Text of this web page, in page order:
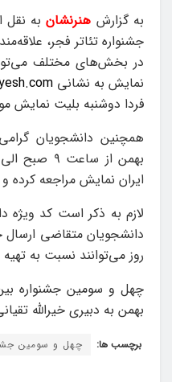
به گزارش هنرنشان به
جشنواره تئاتر فجر،
در بخش‌های مختلف
نمایش به نشانی
فردا دوشنبه بلیت نمایش
همچنین دانشجویان
ایران نمایش مراجعه کرده
لازم به ذکر است کد ویژه
روز می‌توانند نسبت به تهیه
بهمن به دبیری خیرالله
برچسب ها: چهل و سومین